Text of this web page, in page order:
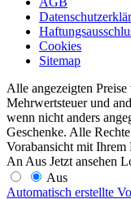
Cookies
Sitemap
Alle angezeigten
Mehrwertsteuer und
wenn nicht anders
Geschenke. Alle
Vorabansicht mit Ihrem
An Aus Jetzt ansehen
Aus
Automatisch erstellte